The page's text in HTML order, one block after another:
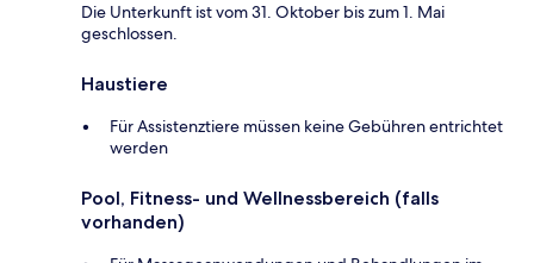
Die Unterkunft ist vom 31. Oktober bis zum 1. Mai
geschlossen.
Haustiere
Für Assistenztiere müssen keine Gebühren entrichtet
werden
Pool, Fitness- und Wellnessbereich (falls
vorhanden)